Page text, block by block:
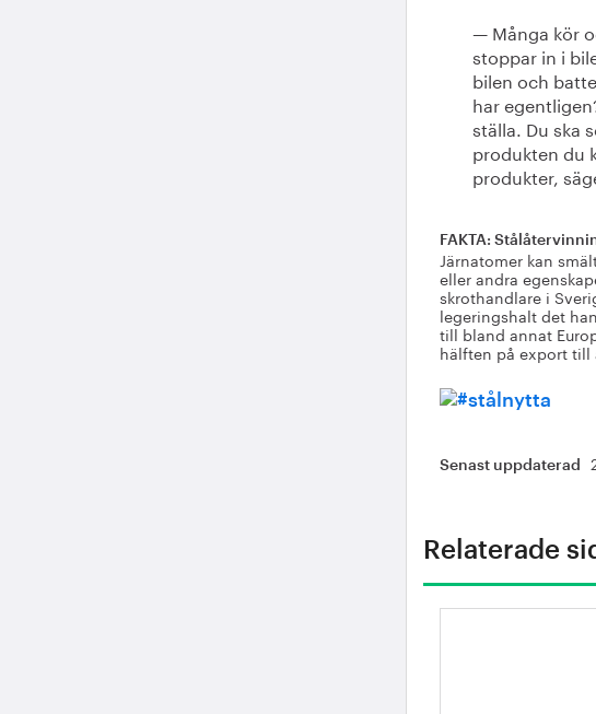
— Många kör
stoppar in i
bilen och
har
ställa. Du ska
produkten du
produkter,
FAKTA:
Järnatomer kan
eller andra
skrothandlare i
legeringshalt det
till bland annat
hälften på export till
Senast uppdaterad
Relaterade